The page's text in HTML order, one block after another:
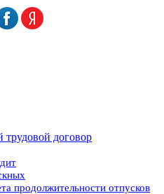
трудовой договор
продолжительности отпусков